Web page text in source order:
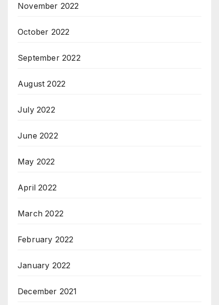
November 2022
October 2022
September 2022
August 2022
July 2022
June 2022
May 2022
April 2022
March 2022
February 2022
January 2022
December 2021